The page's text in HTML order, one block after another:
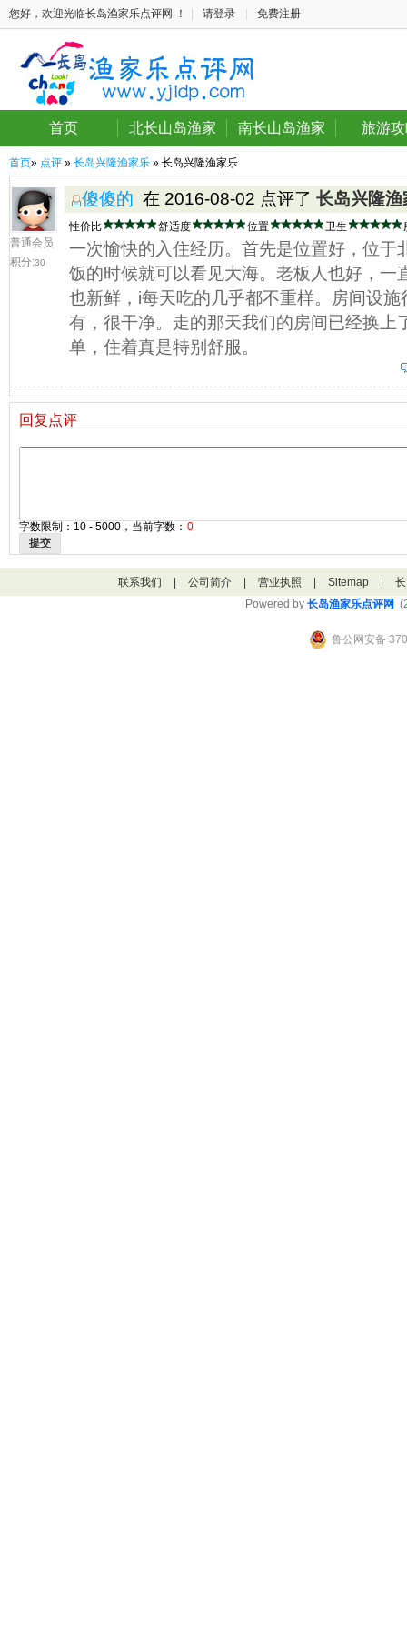
您好，欢迎光临长岛渔家乐点评网 ！ 请登录 免费注册
首页 北长山岛渔家 南长山岛渔家 旅游
首页» 点评 » 长岛兴隆渔家乐 » 长岛兴隆渔家乐
普通会员
积分:30
傻傻的 在 2016-08-02 点评了 长岛兴隆渔
性价比 舒适度 位置 卫生
一次愉快的入住经历。首先是位置好，位于
饭的时候就可以看见大海。老板人也好，一
也新鲜，i每天吃的几乎都不重样。房间设
有，很干净。走的那天我们的房间已经换上
单，住着真是特别舒服。
回复点评
字数限制：10 - 5000，当前字数： 0
提交
联系我们 公司简介 营业执照 Sitemap
Powered by 长岛渔家乐点评网
鲁公网安备